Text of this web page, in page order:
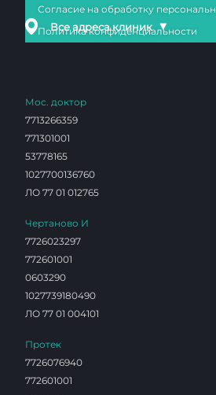
Все адреса клиник ▼
Согласие на обработку
Политика конфиденциальности
Мос. доктор
7713266359
771301001
53778165
1027700136760
ЛО 77 01 012765
Чертаново И
7726023297
772601001
0603290
1027739180490
ЛО 77 01 004101
Протек
7726076940
772601001